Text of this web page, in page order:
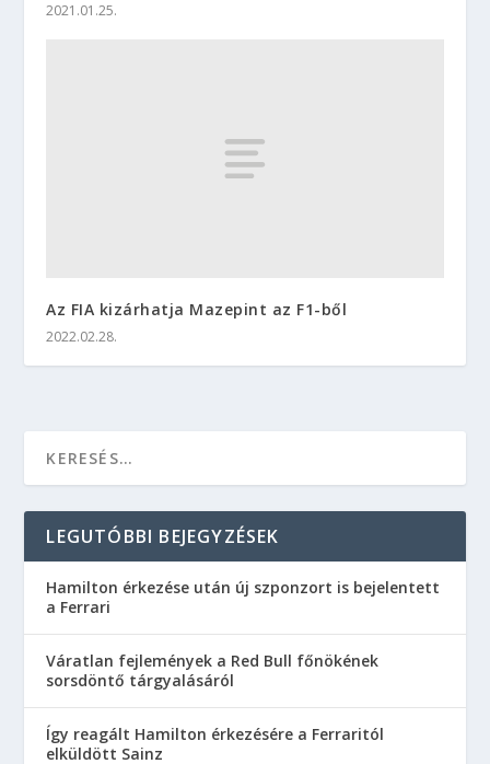
2021.01.25.
Az FIA kizárhatja Mazepint az F1-ből
2022.02.28.
LEGUTÓBBI BEJEGYZÉSEK
Hamilton érkezése után új szponzort is bejelentett
a Ferrari
Váratlan fejlemények a Red Bull főnökének
sorsdöntő tárgyalásáról
Így reagált Hamilton érkezésére a Ferraritól
elküldött Sainz